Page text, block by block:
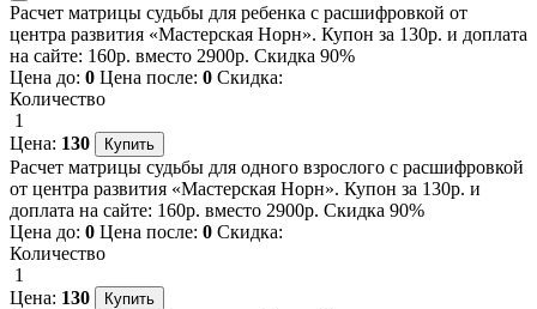
Расчет матрицы судьбы для ребенка с расшифровкой от
центра развития «Мастерская Норн». Купон за 130р. и доплата
на сайте: 160р. вместо 2900р. Скидка 90%
Цена до: 0 Цена после: 0 Скидка:
Количество
1
Цена: 130
Расчет матрицы судьбы для одного взрослого с расшифровкой
от центра развития «Мастерская Норн». Купон за 130р. и
доплата на сайте: 160р. вместо 2900р. Скидка 90%
Цена до: 0 Цена после: 0 Скидка:
Количество
1
Цена: 130